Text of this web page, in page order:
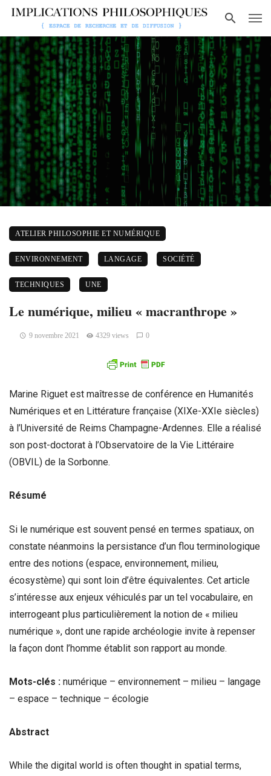
ATELIER PHILOSOPHIE ET NUMÉRIQUE
ENVIRONNEMENT LANGAGE SOCIÉTÉ
TECHNIQUES UNE
Le numérique, milieu « macranthrope »
9 novembre 2021 4329 views 0
Marine Riguet est maîtresse de conférence en Humanités
Numériques et en Littérature française (XIXe-XXIe siècles)
à l’Université de Reims Champagne-Ardennes. Elle a réalisé
son post-doctorat à l’Observatoire de la Vie Littéraire
(OBVIL) de la Sorbonne.
Résumé
Si le numérique est souvent pensé en termes spatiaux, on
constate néanmoins la persistance d’un flou terminologique
entre des notions (espace, environnement, milieu,
écosystème) qui sont loin d’être équivalentes. Cet article
s’intéresse aux enjeux véhiculés par un tel vocabulaire, en
interrogeant plus particulièrement la notion de « milieu
numérique », dont une rapide archéologie invite à repenser
la façon dont l’homme établit son rapport au monde.
Mots-clés : numérique – environnement – milieu – langage
– espace – technique – écologie
Abstract
While the digital world is often thought in spatial terms,